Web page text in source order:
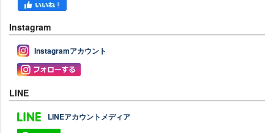
Instagram
Instagramアカウント
LINE
LINEアカウントメディア